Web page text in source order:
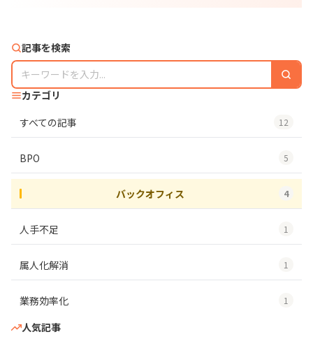
記事を検索
カテゴリ
すべての記事
12
BPO 5
バックオフィス 4
人手不足 1
属人化解消 1
業務効率化 1
人気記事